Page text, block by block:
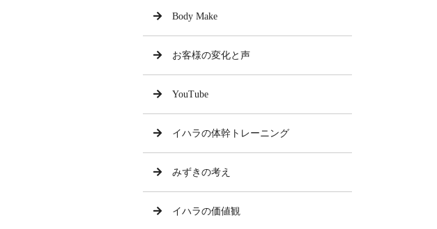
Body Make
お客様の変化と声
YouTube
イハラの体幹トレーニング
みずきの考え
イハラの価値観